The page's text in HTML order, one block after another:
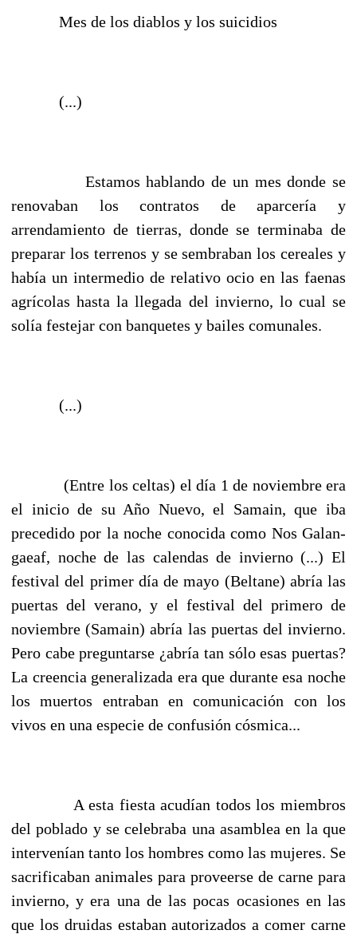
Mes de los diablos y los suicidios
(...)
Estamos hablando de un mes donde se
renovaban los contratos de aparcería y
arrendamiento de tierras, donde se terminaba de
preparar los terrenos y se sembraban los cereales y
había un intermedio de relativo ocio en las faenas
agrícolas hasta la llegada del invierno, lo cual se
solía festejar con banquetes y bailes comunales.
(...)
(Entre los celtas) el día 1 de noviembre era
el inicio de su Año Nuevo, el Samain, que iba
precedido por la noche conocida como Nos Galan-
gaeaf, noche de las calendas de invierno (...) El
festival del primer día de mayo (Beltane) abría las
puertas del verano, y el festival del primero de
noviembre (Samain) abría las puertas del invierno.
Pero cabe preguntarse ¿abría tan sólo esas puertas?
La creencia generalizada era que durante esa noche
los muertos entraban en comunicación con los
vivos en una especie de confusión cósmica...
A esta fiesta acudían todos los miembros
del poblado y se celebraba una asamblea en la que
intervenían tanto los hombres como las mujeres. Se
sacrificaban animales para proveerse de carne para
invierno, y era una de las pocas ocasiones en las
que los druidas estaban autorizados a comer carne